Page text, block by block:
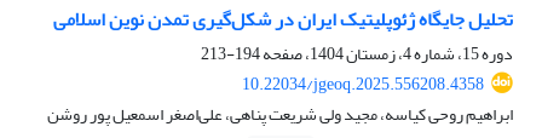
تحلیل جایگاه ژئوپلیتیک ایران در شکل‌گیری تمدن نوین اسلامی
دوره 15، شماره 4، زمستان 1404، صفحه
194-213
10.22034/jgeoq.2025.556208.4358
ابراهیم روحی کیاسه، مجید ولی شریعت پناهی، علی‌اصغر اسمعیل پور روشن